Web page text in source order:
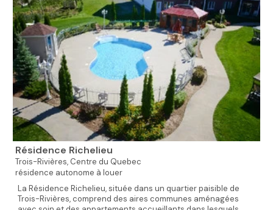
Résidence Richelieu
Trois-Rivières, Centre du Quebec
résidence autonome à louer
La Résidence Richelieu, située dans un quartier paisible de
Trois-Rivières, comprend des aires communes aménagées